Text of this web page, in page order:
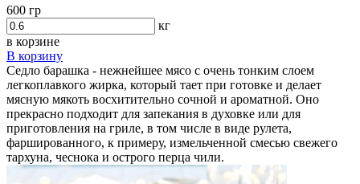
600 гр
кг
в корзине
В корзину
Седло барашка - нежнейшее мясо с очень тонким слоем
легкоплавкого жирка, который тает при готовке и делает
мясную мякоть восхитительно сочной и ароматной. Оно
прекрасно подходит для запекания в духовке или для
приготовления на гриле, в том числе в виде рулета,
фаршированного, к примеру, измельченной смесью свежего
тархуна, чеснока и острого перца чили.